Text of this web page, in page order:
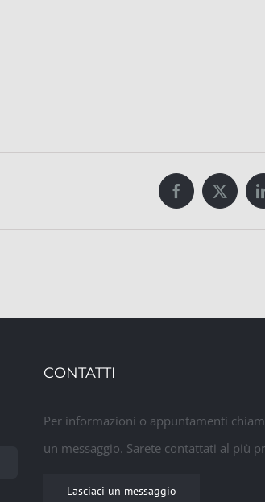
FacebookTwitter
CONTATTI
Per informazioni o appuntamenti
un messaggio. Sarete contattati al più
Lasciaci un messaggio